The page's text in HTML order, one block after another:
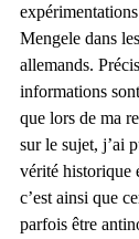
Mengele dans
allemands.
informations
que lors de ma
sur le sujet, j’ai
vérité historique
c’est ainsi que
parfois être